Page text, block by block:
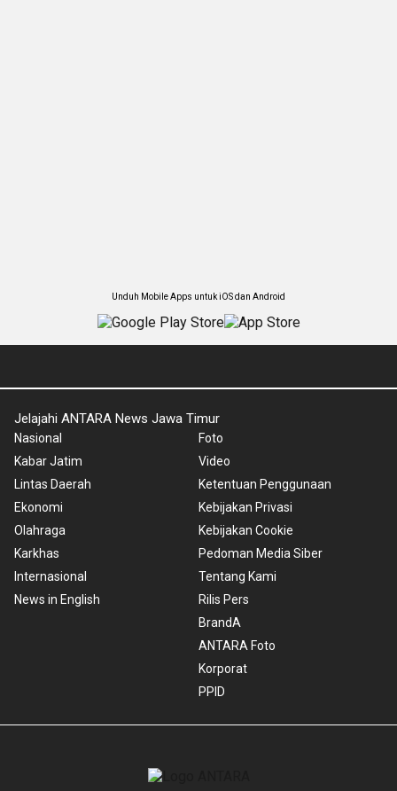
Unduh Mobile Apps untuk iOS dan Android
Jelajahi ANTARA News Jawa Timur
Nasional
Kabar Jatim
Lintas Daerah
Ekonomi
Olahraga
Karkhas
Internasional
News in English
Foto
Video
Ketentuan Penggunaan
Kebijakan Privasi
Kebijakan Cookie
Pedoman Media Siber
Tentang Kami
Rilis Pers
BrandA
ANTARA Foto
Korporat
PPID